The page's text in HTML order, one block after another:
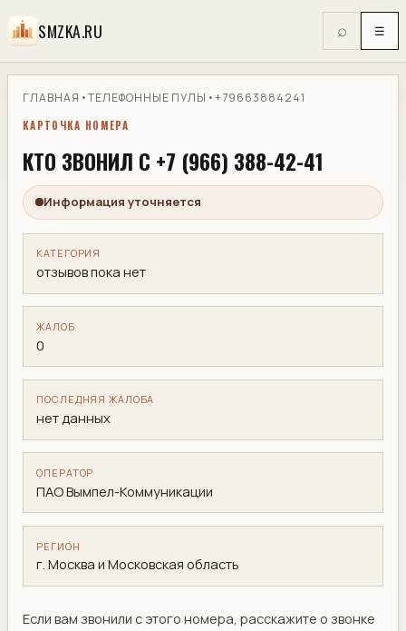
SMZKA.RU ⌕ ☰
ГЛАВНАЯ •ТЕЛЕФОННЫЕ ПУЛЫ •+79663884241
КАРТОЧКА НОМЕРА
КТО ЗВОНИЛ С +7 (966) 388-42-41
Информация уточняется
КАТЕГОРИЯ
отзывов пока нет
ЖАЛОБ
0
ПОСЛЕДНЯЯ ЖАЛОБА
нет данных
ОПЕРАТОР
ПАО Вымпел-Коммуникации
РЕГИОН
г. Москва и Московская область
Если вам звонили с этого номера, расскажите о звонке